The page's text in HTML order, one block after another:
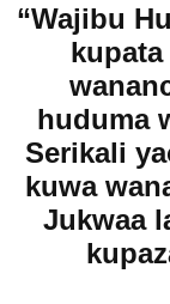
“Wajibu
huduma
Serikali
kuwa
Jukwaa